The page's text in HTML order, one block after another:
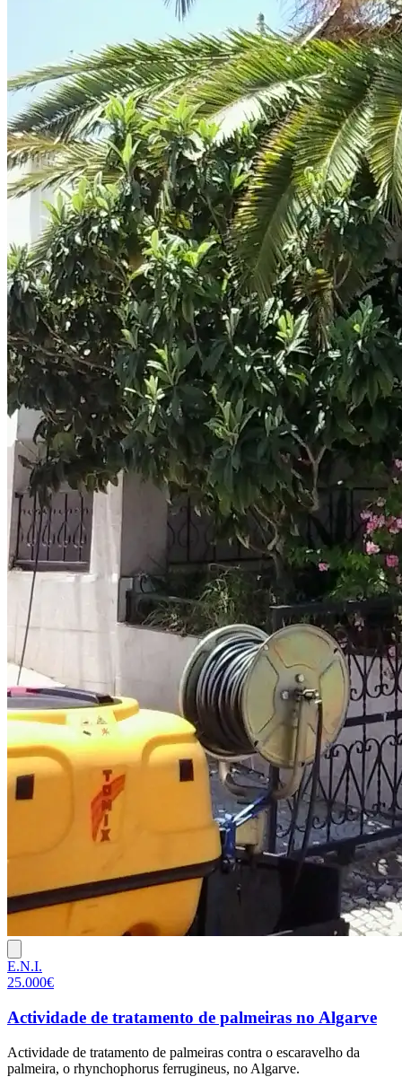
E.N.I.
25.000€
Actividade de tratamento de palmeiras no Algarve
Actividade de tratamento de palmeiras contra o escaravelho da
palmeira, o rhynchophorus ferrugineus, no Algarve.